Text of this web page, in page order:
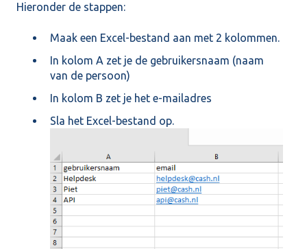
Hieronder de stappen:
Maak een Excel-bestand aan met 2 kolommen.
In kolom A zet je de gebruikersnaam (naam
van de persoon)
In kolom B zet je het e-mailadres
Sla het Excel-bestand op.